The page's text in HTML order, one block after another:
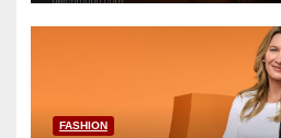
FASHION